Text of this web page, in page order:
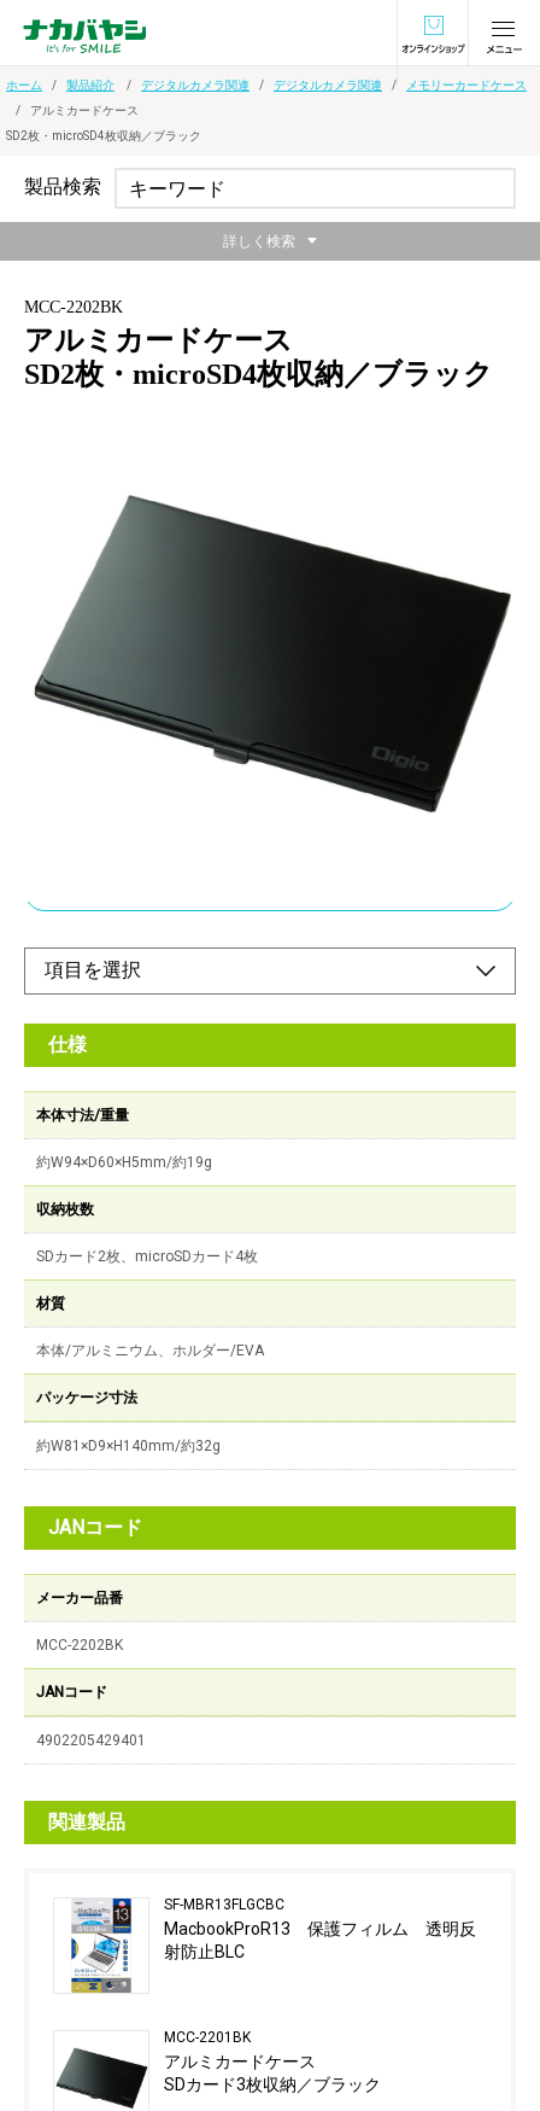
オンラインショ
ホーム 製品紹介 デジタルカメラ関連 デジタルカメラ関連
メモリーカードケース
アルミカードケース
SD2枚・microSD4枚収納／ブラック
MCC-2202BK
アルミカードケース
SD2枚・microSD4枚収納／ブラック
アルミ製の丈夫な
メモリーカードケース
メーカー希望小売価格：
¥980+ 税
・ホルダーに静電気防止クッションを採用し、
ホコリや静電気からメモリーカードを守ります。
仕様
本体寸法/重量
約W94×D60×H5mm/約19g
収納枚数
SDカード2枚、microSDカード4枚
材質
本体/アルミニウム、ホルダー/EVA
パッケージ寸法
約W81×D9×H140mm/約32g
JANコード
メーカー品番
MCC-2202BK
JANコード
4902205429401
関連製品
SF-MBR13FLGCBC
MacbookProR13 保護フィルム 透明反
射防止BLC
MCC-2201BK
アルミカードケース
SDカード3枚収納／ブラック
製品検索
詳しく検索